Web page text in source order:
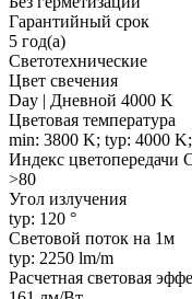
Гарантийный срок
5 год(а)
Светотехнические
Цвет свечения
Day | Дневной 4000 K
Цветовая температура
min: 3800 K; typ: 4000
Индекс цветопередачи
>80
Угол излучения
typ: 120 °
Световой поток на 1м
typ: 2250 lm/m
Расчетная световая